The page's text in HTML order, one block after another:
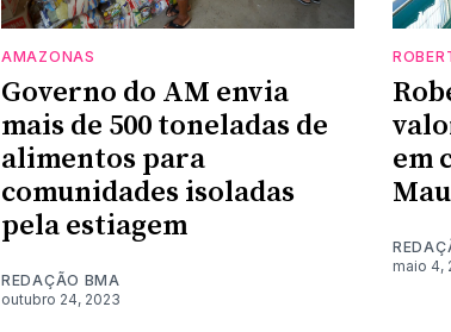
AMAZONAS
Governo do AM envia
mais de 500 toneladas de
alimentos para
comunidades isoladas
pela estiagem
REDAÇÃO BMA
outubro 24, 2023
em
maio 4,